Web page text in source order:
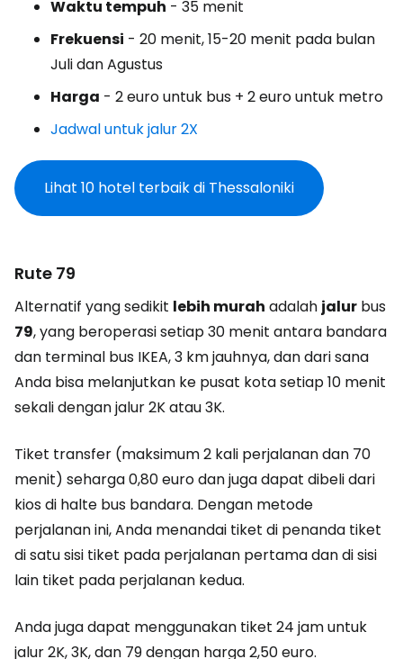
Waktu tempuh - 35 menit
Frekuensi - 20 menit, 15-20 menit pada bulan
Juli dan Agustus
Harga - 2 euro untuk bus + 2 euro untuk metro
Jadwal untuk jalur 2X
Lihat 10 hotel terbaik di Thessaloniki
Rute 79
Alternatif yang sedikit lebih murah adalah jalur bus
79, yang beroperasi setiap 30 menit antara bandara
dan terminal bus IKEA, 3 km jauhnya, dan dari sana
Anda bisa melanjutkan ke pusat kota setiap 10 menit
sekali dengan jalur 2K atau 3K.
Tiket transfer (maksimum 2 kali perjalanan dan 70
menit) seharga 0,80 euro dan juga dapat dibeli dari
kios di halte bus bandara. Dengan metode
perjalanan ini, Anda menandai tiket di penanda tiket
di satu sisi tiket pada perjalanan pertama dan di sisi
lain tiket pada perjalanan kedua.
Anda juga dapat menggunakan tiket 24 jam untuk
jalur 2K, 3K, dan 79 dengan harga 2,50 euro.